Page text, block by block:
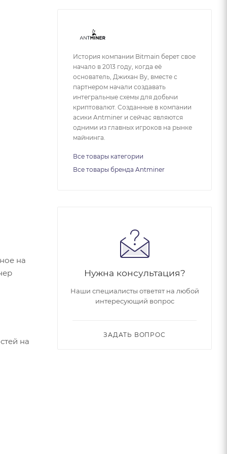
на
на
История компании Bitmain берет свое
начало в 2013 году, когда её
основатель, Джихан Ву, вместе с
партнером начали создавать
интегральные схемы для добычи
криптовалют. Созданные в компании
асики Antminer и сейчас являются
одними из главных игроков на рынке
майнинга.
Все товары категории
Все товары бренда Antminer
Нужна консультация?
Наши специалисты ответят на любой
интересующий вопрос
ЗАДАТЬ ВОПРОС